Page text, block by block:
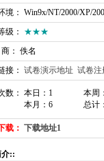
： Win9x/NT/2000/XP/
级： ★★★
： 佚名
接： 试卷演示地址 试卷注
数： 本日：1
：6
本周
总计
载： 下载地址1
::